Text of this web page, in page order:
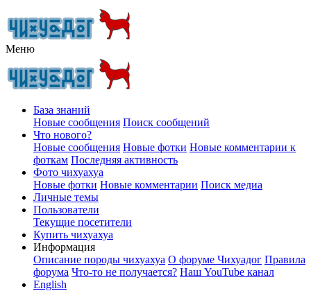
Меню
База знаний
Новые сообщения Поиск сообщений
Что нового?
Новые сообщения Новые фотки Новые комментарии к
фоткам Последняя активность
Фото чихуахуа
Новые фотки Новые комментарии Поиск медиа
Личные темы
Пользователи
Текущие посетители
Купить чихуахуа
Информация
Описание породы чихуахуа О форуме Чихуадог Правила
форума Что-то не получается? Наш YouTube канал
English